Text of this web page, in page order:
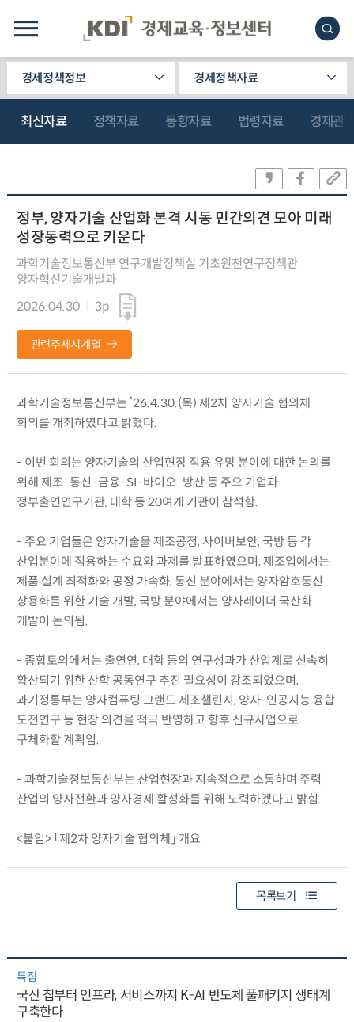
경제정책정보 경제정책자료
최신자료 정책자료 동향자료 법령자료 경제관
정부, 양자기술 산업화 본격 시동 민간의견 모아 미래
성장동력으로 키운다
과학기술정보통신부 연구개발정책실 기초원천연구정책관
양자혁신기술개발과
2026.04.30
3p
관련주제시계열
과학기술정보통신부는 ’26.4.30.(목) 제2차 양자기술 협의체
회의를 개최하였다고 밝혔다.
- 이번 회의는 양자기술의 산업현장 적용 유망 분야에 대한 논의를
위해 제조·통신·금융·SI·바이오·방산 등 주요 기업과
정부출연연구기관, 대학 등 20여개 기관이 참석함.
- 주요 기업들은 양자기술을 제조공정, 사이버보안, 국방 등 각
산업분야에 적용하는 수요와 과제를 발표하였으며, 제조업에서는
제품 설계 최적화와 공정 가속화, 통신 분야에서는 양자암호통신
상용화를 위한 기술 개발, 국방 분야에서는 양자레이더 국산화
개발이 논의됨.
- 종합토의에서는 출연연, 대학 등의 연구성과가 산업계로 신속히
확산되기 위한 산학 공동연구 추진 필요성이 강조되었으며,
과기정통부는 양자컴퓨팅 그랜드 제조챌린지, 양자-인공지능 융합
도전연구 등 현장 의견을 적극 반영하고 향후 신규사업으로
구체화할 계획임.
- 과학기술정보통신부는 산업현장과 지속적으로 소통하며 주력
산업의 양자전환과 양자경제 활성화를 위해 노력하겠다고 밝힘.
<붙임> 「제2차 양자기술 협의체」 개요
목록보기
특집
국산 칩부터 인프라, 서비스까지 K-AI 반도체 풀패키지 생태계
구축한다